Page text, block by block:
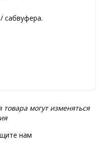
сабвуфера.
могут изменяться
нам